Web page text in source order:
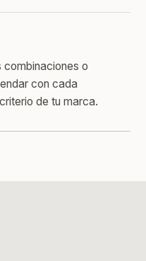
combinaciones o
con cada
de tu marca.